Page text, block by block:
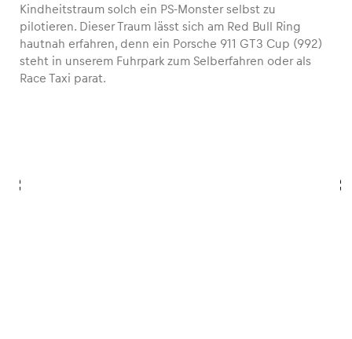
Kindheitstraum solch ein PS-Monster selbst zu
pilotieren. Dieser Traum lässt sich am Red Bull Ring
hautnah erfahren, denn ein Porsche 911 GT3 Cup (992)
steht in unserem Fuhrpark zum Selberfahren oder als
Race Taxi parat.